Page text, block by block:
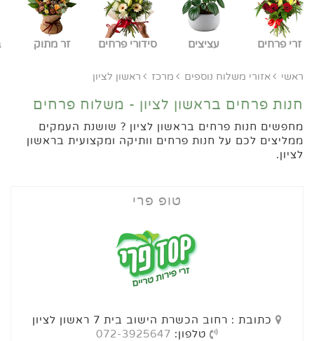
זרי פרחים עציצים סידורי פרחים זר מתוק
ראשי אזורי משלוח נוספים מרכז ראשון לציון
חנות פרחים בראשון לציון - משלוח פרחים
מחפשים חנות פרחים בראשון לציון ? שושנת העמקים
ממליצים לכם על חנות פרחים וותיקה ומקצועית בראשון
לציון.
טופ פרי
כתובת : רחוב הכשרת הישוב בית 7 ראשון לציון
טלפון: 072-3925647